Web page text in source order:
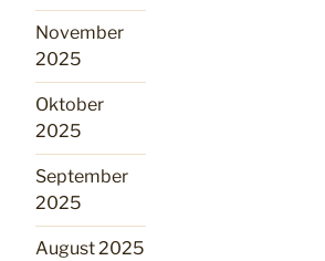
November
2025
Oktober
2025
September
2025
August 2025